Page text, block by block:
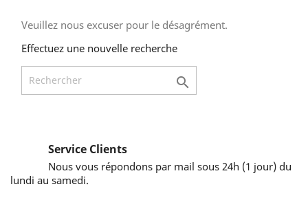
Veuillez nous excuser pour le désagrément.
Effectuez une nouvelle recherche

Service Clients
Nous vous répondons par mail sous 24h (1 jour) du
lundi au samedi.